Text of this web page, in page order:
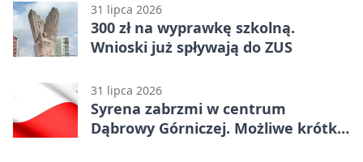
31 lipca 2026
300 zł na wyprawkę szkolną.
Wnioski już spływają do ZUS
31 lipca 2026
Syrena zabrzmi w centrum
Dąbrowy Górniczej. Możliwe krótkie